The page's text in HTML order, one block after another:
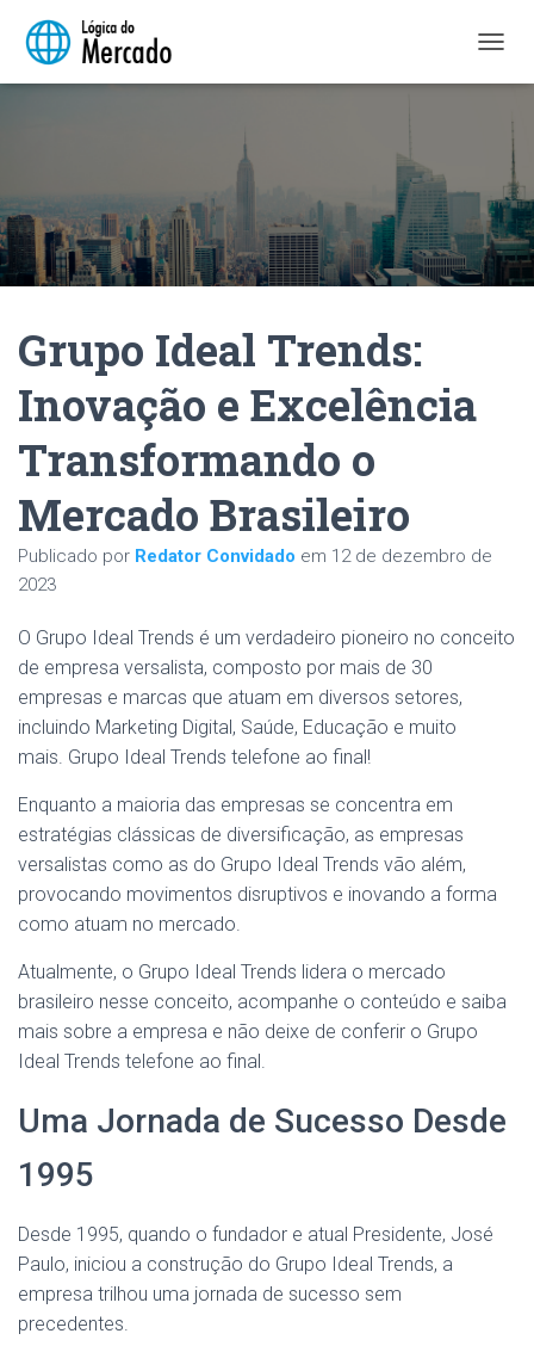
L
A
R
N
A
V
Grupo Ideal Trends:
Inovação e Excelência
Transformando o
Mercado Brasileiro
Publicado por Redator Convidado em 12 de dezembro de
2023
O Grupo Ideal Trends é um verdadeiro pioneiro no conceito
de empresa versalista, composto por mais de 30
empresas e marcas que atuam em diversos setores,
incluindo Marketing Digital, Saúde, Educação e muito
mais. Grupo Ideal Trends telefone ao final!
Enquanto a maioria das empresas se concentra em
estratégias clássicas de diversificação, as empresas
versalistas como as do Grupo Ideal Trends vão além,
provocando movimentos disruptivos e inovando a forma
como atuam no mercado.
Atualmente, o Grupo Ideal Trends lidera o mercado
brasileiro nesse conceito, acompanhe o conteúdo e saiba
mais sobre a empresa e não deixe de conferir o Grupo
Ideal Trends telefone ao final.
Uma Jornada de Sucesso Desde
1995
Desde 1995, quando o fundador e atual Presidente, José
Paulo, iniciou a construção do Grupo Ideal Trends, a
empresa trilhou uma jornada de sucesso sem
precedentes.